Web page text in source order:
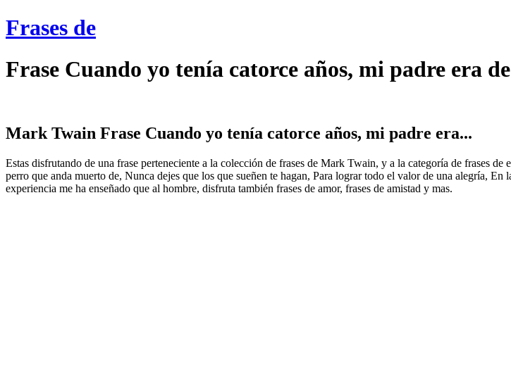
Frases de
Frase Cuando yo tenía catorce años, mi padre era
Mark Twain Frase Cuando yo tenía catorce años, mi padre era...
Estas disfrutando de una frase perteneciente a la colección de frases de Mark Twain, y a la categoría de frases
perro que anda muerto de, Nunca dejes que los que sueñen te hagan, Para lograr todo el valor de una alegría,
experiencia me ha enseñado que al hombre, disfruta también frases de amor, frases de amistad y mas.